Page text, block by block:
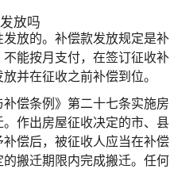
放吗
放的。补偿款发放规定是补
能按月支付，在签订征收补
并在征收之前补偿到位。
补偿条例》第二十七条实施房
作出房屋征收决定的市、县
偿后，被征收人应当在补偿
搬迁期限内完成搬迁。任何